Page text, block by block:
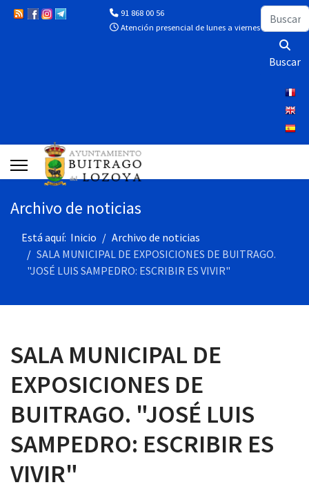
91 868 00 56
Atención presencial de lunes a viernes de 10:00 a
Buscar
Buscar
Archivo de noticias
Está aquí: Inicio
Archivo de noticias
SALA MUNICIPAL DE EXPOSICIONES DE BUITRAGO.
"JOSÉ LUIS SAMPEDRO: ESCRIBIR ES VIVIR"
SALA MUNICIPAL DE
EXPOSICIONES DE
BUITRAGO. "JOSÉ LUIS
SAMPEDRO: ESCRIBIR ES
VIVIR"